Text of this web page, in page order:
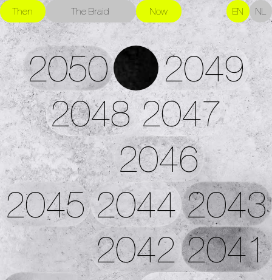
Then The Braid Now EN NL
2050
2049
2048 2047
2046
2045 2044 2043
2042 2041